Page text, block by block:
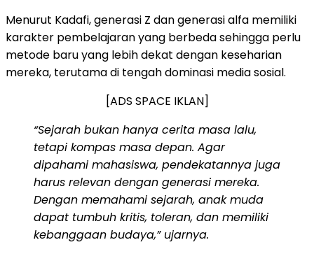
Menurut Kadafi, generasi Z dan generasi alfa memiliki
karakter pembelajaran yang berbeda sehingga perlu
metode baru yang lebih dekat dengan keseharian
mereka, terutama di tengah dominasi media sosial.
[ADS SPACE IKLAN]
“Sejarah bukan hanya cerita masa lalu,
tetapi kompas masa depan. Agar
dipahami mahasiswa, pendekatannya juga
harus relevan dengan generasi mereka.
Dengan memahami sejarah, anak muda
dapat tumbuh kritis, toleran, dan memiliki
kebanggaan budaya,” ujarnya.